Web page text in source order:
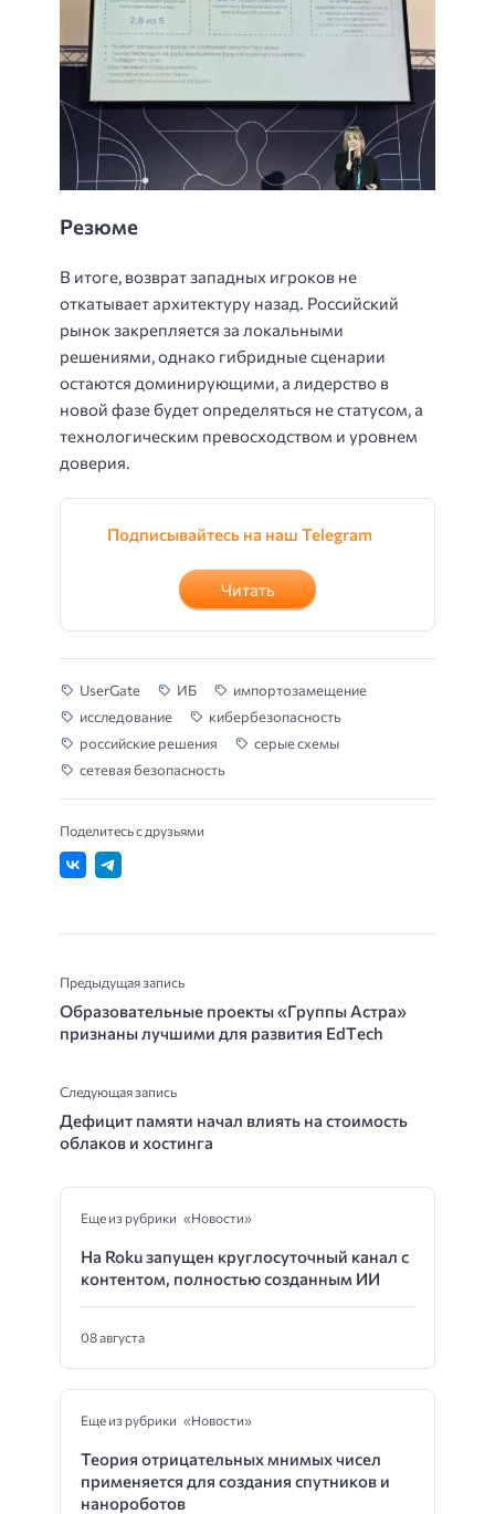
Резюме
В итоге, возврат западных игроков не
откатывает архитектуру назад. Российский
рынок закрепляется за локальными
решениями, однако гибридные сценарии
остаются доминирующими, а лидерство в
новой фазе будет определяться не статусом, а
технологическим превосходством и уровнем
доверия.
Подписывайтесь на наш Telegram
Читать
UserGate ИБ
импортозамещение
исследование
кибербезопасность
российские решения
серые схемы
сетевая безопасность
Поделитесь с друзьями
Предыдущая запись
Образовательные проекты «Группы Астра»
признаны лучшими для развития EdТech
Следующая запись
Дефицит памяти начал влиять на стоимость
облаков и хостинга
Еще из рубрики «Новости»
На Roku запущен круглосуточный канал с
контентом, полностью созданным ИИ
08 августа
Еще из рубрики «Новости»
Теория отрицательных мнимых чисел
применяется для создания спутников и
нанороботов